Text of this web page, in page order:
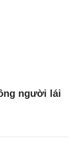
người lái